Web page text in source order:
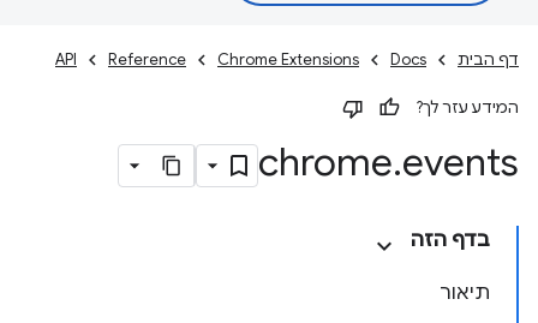
דף הבית Docs
Chrome Extensions
Reference
API
המידע עזר לך?
chrome.events
בדף הזה
תיאור